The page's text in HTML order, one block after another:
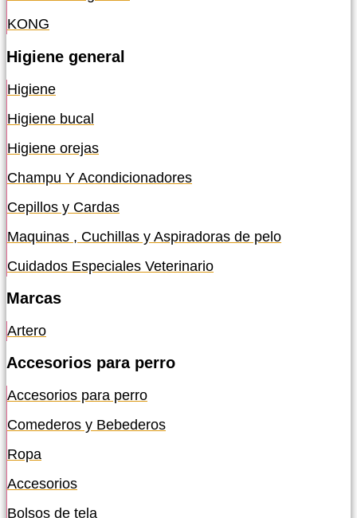
KONG
Higiene general
Higiene
Higiene bucal
Higiene orejas
Champu Y Acondicionadores
Cepillos y Cardas
Maquinas , Cuchillas y Aspiradoras de pelo
Cuidados Especiales Veterinario
Marcas
Artero
Accesorios para perro
Accesorios para perro
Comederos y Bebederos
Ropa
Accesorios
Bolsos de tela